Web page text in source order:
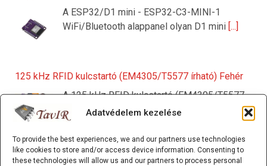
Adatvédelem kezelése
To provide the best experiences, we and our partners use technologies
like cookies to store and/or access device information. Consenting to
these technologies will allow us and our partners to process personal
A ESP32/D1 mini - ESP32-C3-MINI-1
WiFi/Bluetooth alappanel olyan D1 mini [...]
125 kHz RFID kulcstartó (EM4305/T5577 írható) Fehér
A 125 kHz RFID kulcstartó (EM4305/T5577
írható) olyan passzív RFID[...]
Mozgásérzékelős MP3 lejátszó (Waytronic - WT-M12)